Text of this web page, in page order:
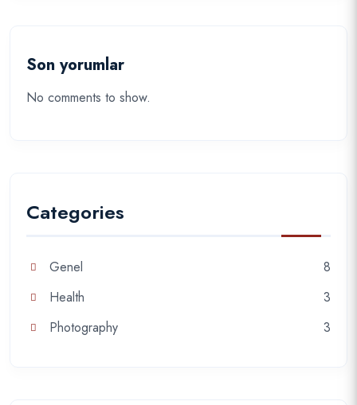
Son yorumlar
No comments to show.
Categories
Genel
8
Health
3
Photography
3